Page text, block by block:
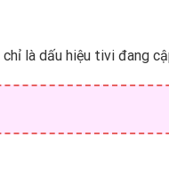
là dấu hiệu tivi đang